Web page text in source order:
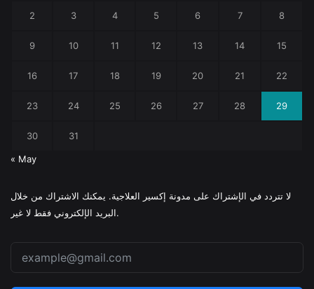
2 3 4 5 6 7 8
9 10 11 12 13 14 15
16 17 18 19 20 21 22
23 24 25 26 27 28 29
30 31
« May
لا تتردد في الإشتراك على مدونة إكسير العلاجية. يمكنك الاشتراك من خلال
البريد الإلكتروني فقط لا غير.